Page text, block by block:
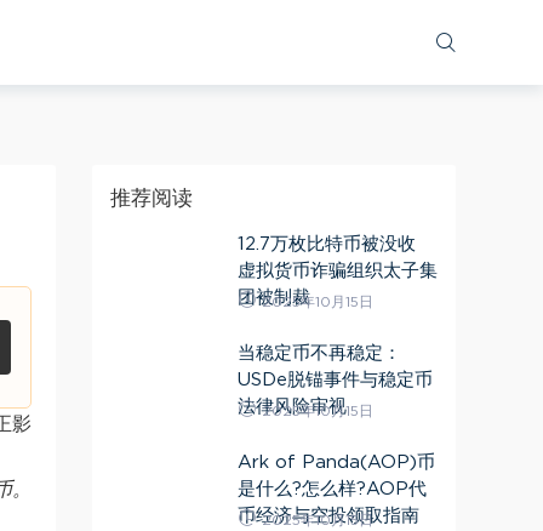
影
推荐阅读
12.7万枚比特币被没收
虚拟货币诈骗组织太子集
团被制裁
2025年10月15日
当稳定币不再稳定：
USDe脱锚事件与稳定币
法律风险审视
2025年10月15日
Ark of Panda(AOP)币
是什么?怎么样?AOP代
币经济与空投领取指南
2025年10月15日